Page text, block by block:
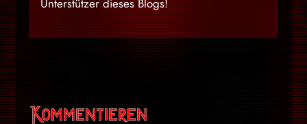
Kommentieren